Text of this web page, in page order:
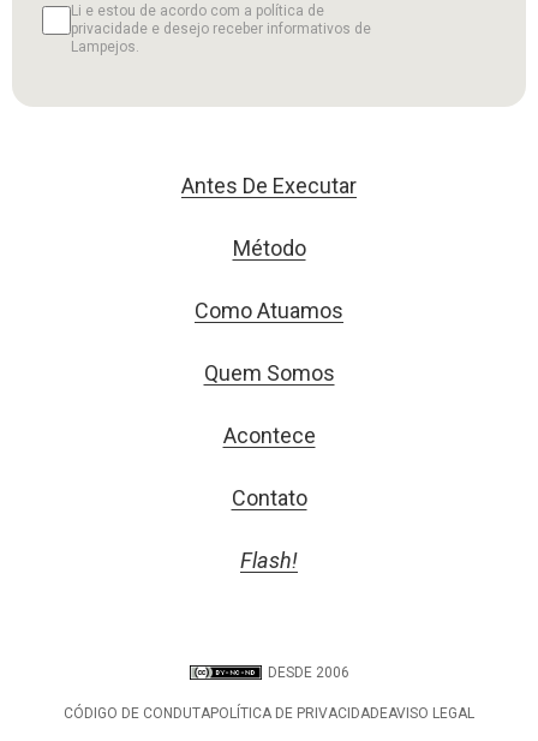
Li e estou de acordo com a política de
privacidade e desejo receber informativos de
Lampejos.
Antes De Executar
Método
Como Atuamos
Quem Somos
Acontece
Contato
Flash!
DESDE 2006
CÓDIGO DE CONDUTAPOLÍTICA DE PRIVACIDADEAVISO LEGAL